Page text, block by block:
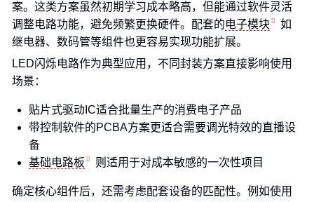
案。这类方案虽然初期学习成本略高，但能通过软件灵活
调整电路功能，避免频繁更换硬件。配套的电子模块
如
继电器、数码管等组件也更容易实现功能扩展。
LED闪烁电路作为典型应用，不同封装方案直接影响使用
场景：
贴片式驱动IC适合批量生产的消费电子产品
带控制软件的PCBA方案更适合需要调光特效的直播设
备
基础电路板
则适用于对成本敏感的一次性项目
确定核心组件后，还需考虑配套设备的匹配性。例如使用